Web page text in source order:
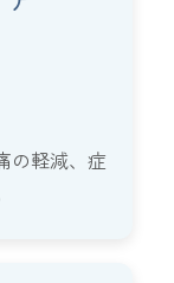
の軽減、症